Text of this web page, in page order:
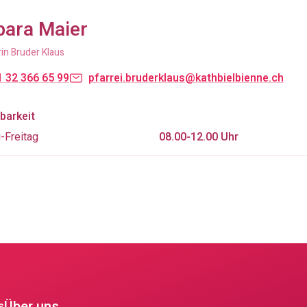
Maier
Bruder Klaus
32 366 65 99 pfarrei.bruderklaus@kathbielbienne.ch
Freitag
08.00-12.00 Uhr